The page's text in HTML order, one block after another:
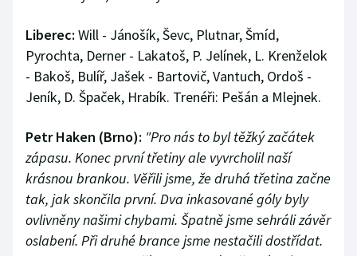
Liberec: Will - Jánošík, Ševc, Plutnar, Šmíd,
Pyrochta, Derner - Lakatoš, P. Jelínek, L. Krenželok
- Bakoš, Bulíř, Jašek - Bartovič, Vantuch, Ordoš -
Jeník, D. Špaček, Hrabík. Trenéři: Pešán a Mlejnek.
Petr Haken (Brno): "Pro nás to byl těžký začátek
zápasu. Konec první třetiny ale vyvrcholil naší
krásnou brankou. Věřili jsme, že druhá třetina začne
tak, jak skončila první. Dva inkasované góly byly
ovlivněny našimi chybami. Špatně jsme sehráli závěr
oslabení. Při druhé brance jsme nestačili dostřídat.